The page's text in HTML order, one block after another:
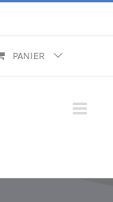
PANIER